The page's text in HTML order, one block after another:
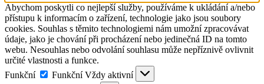
Abychom poskytli co nejlepší služby, používáme k ukládání a/nebo
přístupu k informacím o zařízení, technologie jako jsou soubory
cookies. Souhlas s těmito technologiemi nám umožní zpracovávat
údaje, jako je chování při procházení nebo jedinečná ID na tomto
webu. Nesouhlas nebo odvolání souhlasu může nepříznivě ovlivnit
určité vlastnosti a funkce.
Funkční
Funkční Vždy aktivní